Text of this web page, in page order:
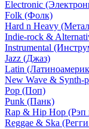
Electronic
Folk (Фолк)
Hard n Heavy
Indie-rock &
Instrumental
Jazz (Джаз)
Latin
New Wave &
Pop (Поп)
Punk (Панк)
Rap & Hip Hop
Reggae & Ska